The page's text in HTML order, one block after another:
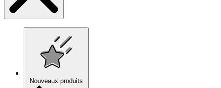
Nouveaux produits